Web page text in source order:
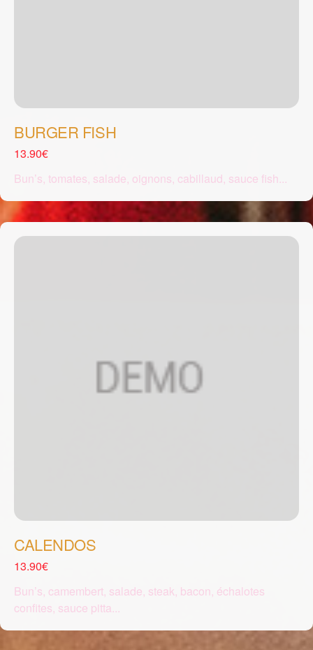
BURGER FISH
13.90€
Bun’s, tomates, salade, oignons, cabillaud, sauce fish...
CALENDOS
13.90€
Bun’s, camembert, salade, steak, bacon, échalotes
confites, sauce pitta...